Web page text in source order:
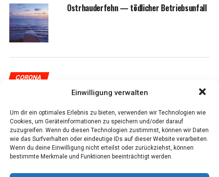
Einwilligung verwalten
Um dir ein optimales Erlebnis zu bieten, verwenden wir Technologien wie
Cookies, um Geräteinformationen zu speichern und/oder darauf
zuzugreifen. Wenn du diesen Technologien zustimmst, können wir Daten
wie das Surfverhalten oder eindeutige IDs auf dieser Website verarbeiten.
Wenn du deine Einwilligung nicht erteilst oder zurückziehst, können
bestimmte Merkmale und Funktionen beeinträchtigt werden.
Ost­rhau­der­fehn — töd­li­cher Betriebsunfall
CORONA
Coro­na: Inzi­denz­wert für den Land­
kreis Leer wei­ter­hin hoch
Veröffentlicht vor 5 Jahren am 21. Februar 2021
Von Ingo Tonsor -